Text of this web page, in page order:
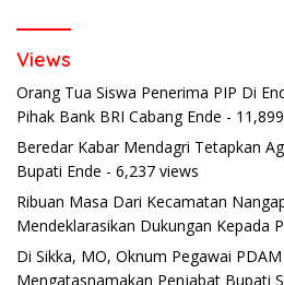
Views
Orang Tua Siswa Penerima PIP Di
Pihak Bank BRI Cabang Ende -
Beredar Kabar Mendagri Tetapkan
Bupati Ende - 6,237 views
Ribuan Masa Dari Kecamatan
Mendeklarasikan Dukungan Kepada
Di Sikka, MO, Oknum Pegawai
Mengatasnamakan Penjabat Bupati